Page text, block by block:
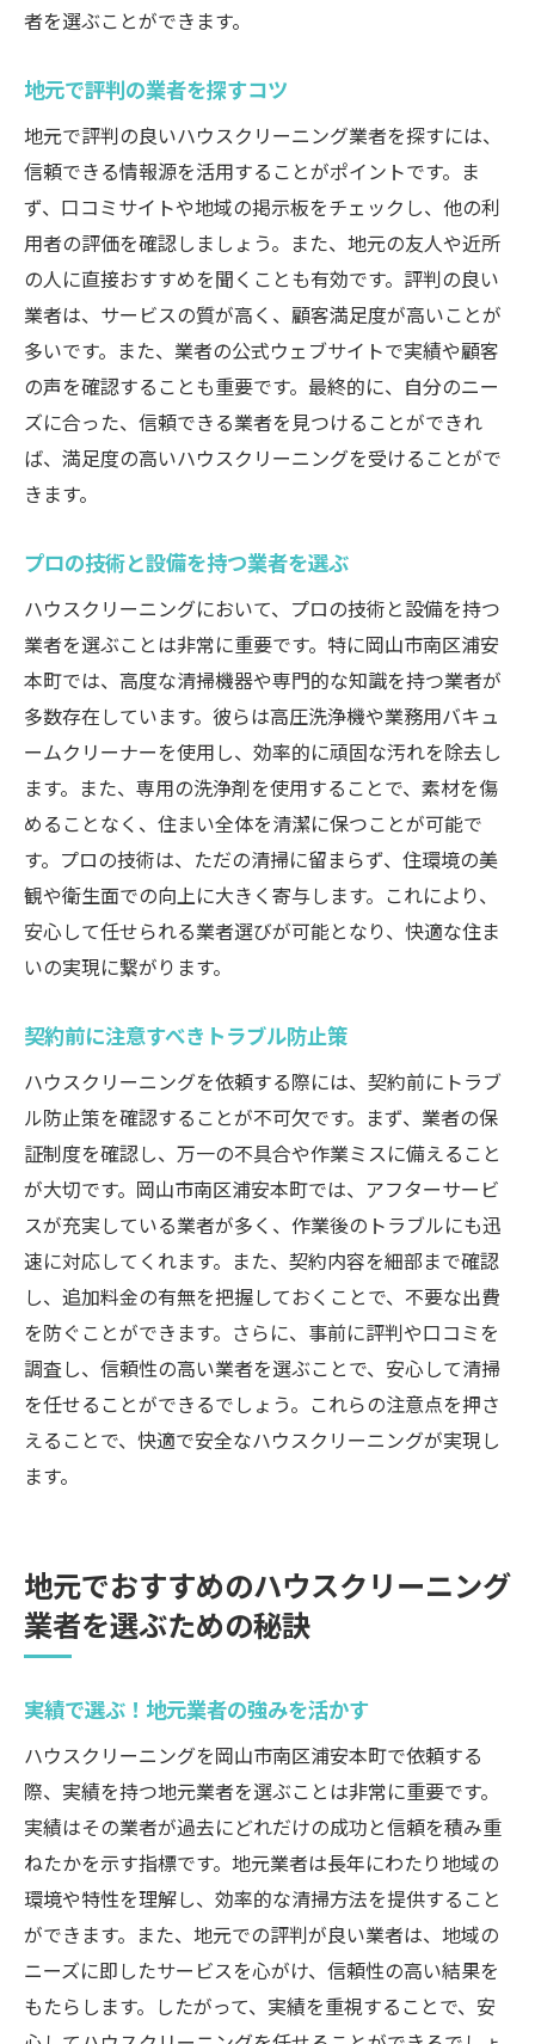
者を選ぶことができます。
地元で評判の業者を探すコツ
地元で評判の良いハウスクリーニング業者を探すには、
信頼できる情報源を活用することがポイントです。ま
ず、口コミサイトや地域の掲示板をチェックし、他の利
用者の評価を確認しましょう。また、地元の友人や近所
の人に直接おすすめを聞くことも有効です。評判の良い
業者は、サービスの質が高く、顧客満足度が高いことが
多いです。また、業者の公式ウェブサイトで実績や顧客
の声を確認することも重要です。最終的に、自分のニー
ズに合った、信頼できる業者を見つけることができれ
ば、満足度の高いハウスクリーニングを受けることがで
きます。
プロの技術と設備を持つ業者を選ぶ
ハウスクリーニングにおいて、プロの技術と設備を持つ
業者を選ぶことは非常に重要です。特に岡山市南区浦安
本町では、高度な清掃機器や専門的な知識を持つ業者が
多数存在しています。彼らは高圧洗浄機や業務用バキュ
ームクリーナーを使用し、効率的に頑固な汚れを除去し
ます。また、専用の洗浄剤を使用することで、素材を傷
めることなく、住まい全体を清潔に保つことが可能で
す。プロの技術は、ただの清掃に留まらず、住環境の美
観や衛生面での向上に大きく寄与します。これにより、
安心して任せられる業者選びが可能となり、快適な住ま
いの実現に繋がります。
契約前に注意すべきトラブル防止策
ハウスクリーニングを依頼する際には、契約前にトラブ
ル防止策を確認することが不可欠です。まず、業者の保
証制度を確認し、万一の不具合や作業ミスに備えること
が大切です。岡山市南区浦安本町では、アフターサービ
スが充実している業者が多く、作業後のトラブルにも迅
速に対応してくれます。また、契約内容を細部まで確認
し、追加料金の有無を把握しておくことで、不要な出費
を防ぐことができます。さらに、事前に評判や口コミを
調査し、信頼性の高い業者を選ぶことで、安心して清掃
を任せることができるでしょう。これらの注意点を押さ
えることで、快適で安全なハウスクリーニングが実現し
ます。
地元でおすすめのハウスクリーニング
業者を選ぶための秘訣
実績で選ぶ！地元業者の強みを活かす
ハウスクリーニングを岡山市南区浦安本町で依頼する
際、実績を持つ地元業者を選ぶことは非常に重要です。
実績はその業者が過去にどれだけの成功と信頼を積み重
ねたかを示す指標です。地元業者は長年にわたり地域の
環境や特性を理解し、効率的な清掃方法を提供すること
ができます。また、地元での評判が良い業者は、地域の
ニーズに即したサービスを心がけ、信頼性の高い結果を
もたらします。したがって、実績を重視することで、安